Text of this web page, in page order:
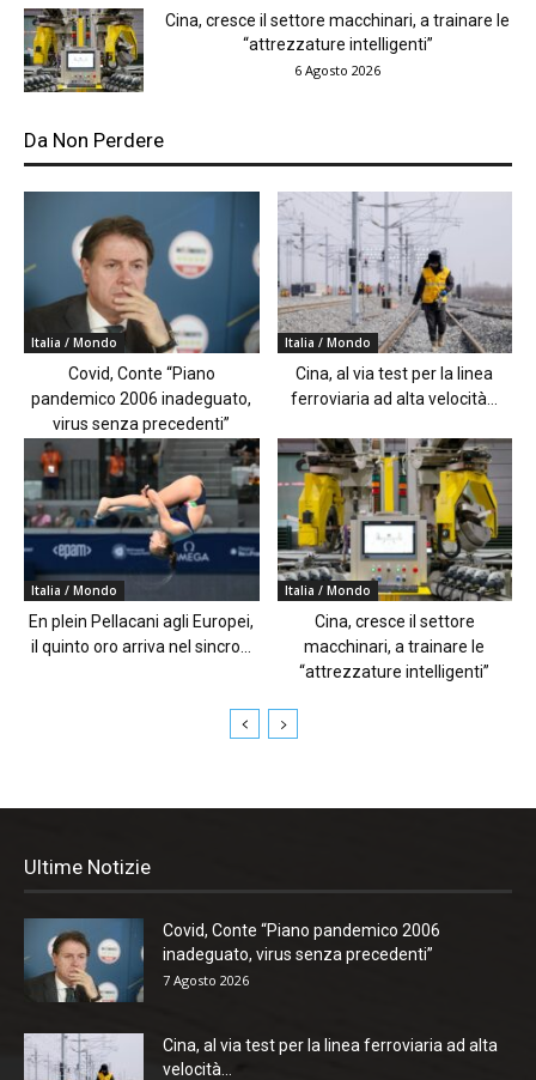
Cina, cresce il settore macchinari, a trainare le
“attrezzature intelligenti”
6 Agosto 2026
Da Non Perdere
Italia / Mondo
Covid, Conte “Piano
pandemico 2006 inadeguato,
virus senza precedenti”
Italia / Mondo
Cina, al via test per la linea
ferroviaria ad alta velocità...
Italia / Mondo
En plein Pellacani agli Europei,
il quinto oro arriva nel sincro...
Italia / Mondo
Cina, cresce il settore
macchinari, a trainare le
“attrezzature intelligenti”
Ultime Notizie
Covid, Conte “Piano pandemico 2006
inadeguato, virus senza precedenti”
7 Agosto 2026
Cina, al via test per la linea ferroviaria ad alta
velocità...